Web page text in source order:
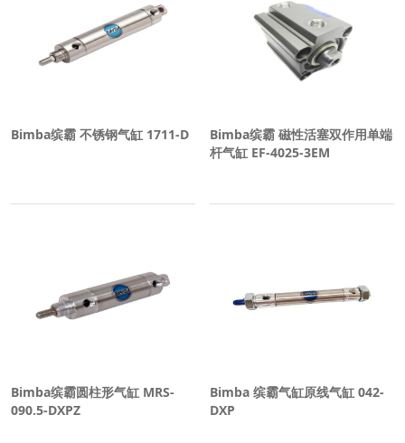
Bimba缤霸 不锈钢气缸 1711-D
Bimba缤霸 磁性活塞双作用单端
杆气缸 EF-4025-3EM
Bimba缤霸圆柱形气缸 MRS-
090.5-DXPZ
Bimba 缤霸气缸原线气缸 042-
DXP